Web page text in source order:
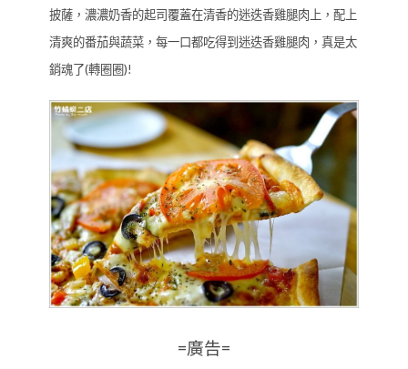
披薩，濃濃奶香的起司覆蓋在清香的迷迭香雞腿肉上，配上
清爽的番茄與蔬菜，每一口都吃得到迷迭香雞腿肉，真是太
銷魂了(轉圈圈)!
=廣告=